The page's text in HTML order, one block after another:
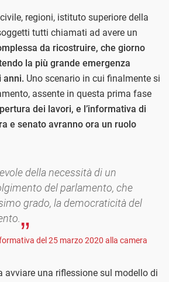
regioni, istituto superiore della
tutti chiamati ad avere un
da ricostruire, che giorno
la più grande emergenza
anni. Uno scenario in cui finalmente si
assente in questa prima fase
dei lavori, e l’informativa di
e senato avranno ora un ruolo
della necessità di un
del parlamento, che
grado, la democraticità del
del 25 marzo 2020 alla camera
avviare una riflessione sul modello di